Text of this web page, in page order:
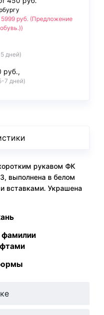
5999 руб. (Предложение
дней)
руб.,
7 дней)
рукавом ФК
выполнена в белом
вставками. Украшена
фамилии